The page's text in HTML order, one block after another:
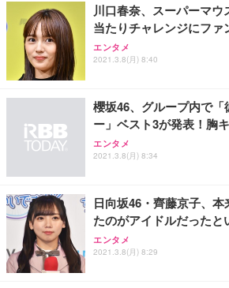
川口春奈、スーパーマ
当たりチャレンジにファ
エンタメ
2021.3.8(月) 8:40
櫻坂46、グループ内で
ー」ベスト3が発表！胸
エンタメ
2021.3.8(月) 8:34
日向坂46・齊藤京子、
たのがアイドルだったと
エンタメ
2021.3.8(月) 8:29